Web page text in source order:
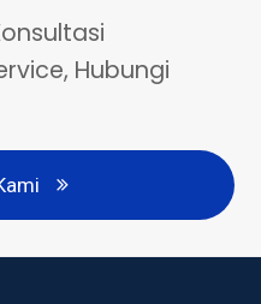
Hubungi